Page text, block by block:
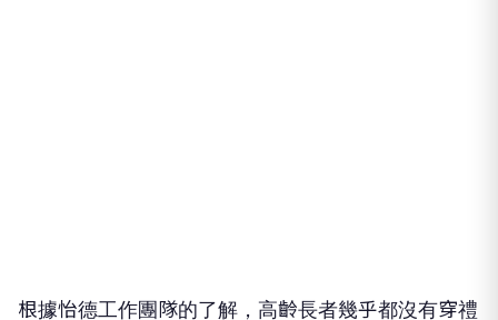
根據怡德工作團隊的了解，高齡長者幾乎都沒有穿禮